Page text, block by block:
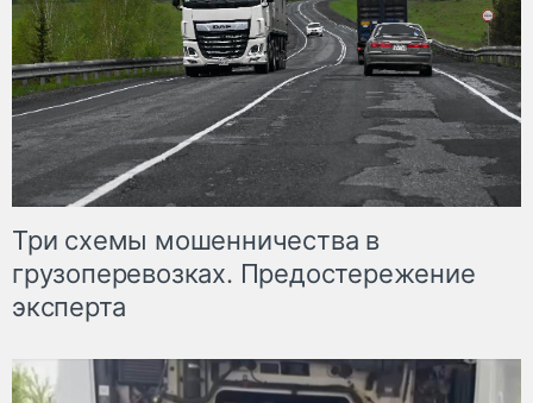
Три схемы мошенничества в
грузоперевозках. Предостережение
эксперта